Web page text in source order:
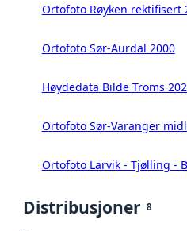
Ortofoto Røyken rektifisert
Ortofoto Sør-Aurdal 2000
Høydedata Bilde Troms
Ortofoto Sør-Varanger
Ortofoto Larvik - Tjølling -
Distribusjoner 8